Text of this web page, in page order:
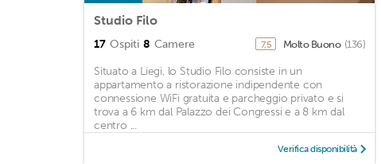
Studio Filo
17 Ospiti 8 Camere 7,5 Molto Buono (136)
Situato a Liegi, lo Studio Filo consiste in un
appartamento a ristorazione indipendente con
connessione WiFi gratuita e parcheggio privato e si
trova a 6 km dal Palazzo dei Congressi e a 8 km dal
centro ...
Verifica disponibilità